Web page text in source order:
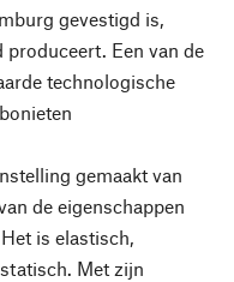
gevestigd is,
Een van de
technologische
gemaakt van
de eigenschappen
is elastisch,
Met zijn